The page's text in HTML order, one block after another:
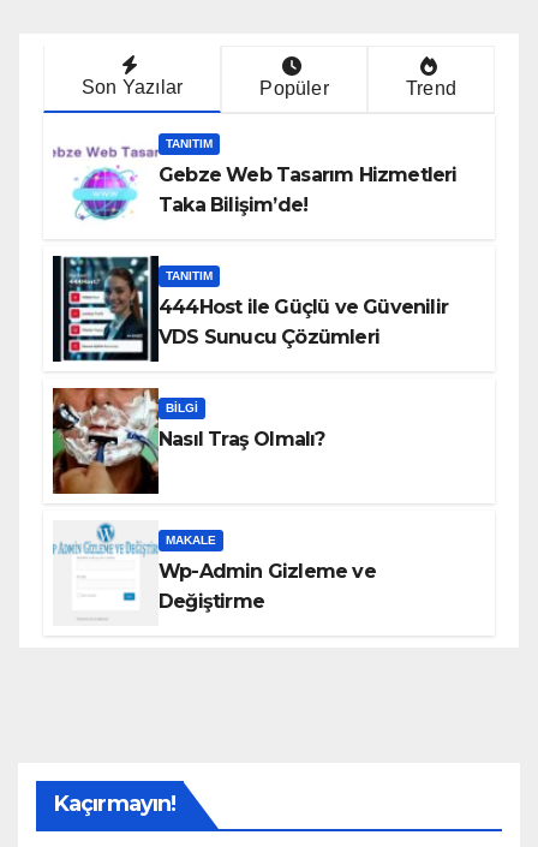
Son Yazılar Popüler Trend
TANITIM
Gebze Web Tasarım Hizmetleri
Taka Bilişim’de!
TANITIM
444Host ile Güçlü ve Güvenilir
VDS Sunucu Çözümleri
BILGI
Nasıl Traş Olmalı?
MAKALE
Wp-Admin Gizleme ve
Değiştirme
Kaçırmayın!